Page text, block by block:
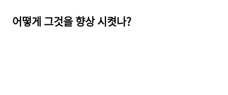
어떻게 그것을 향상 시켯나?